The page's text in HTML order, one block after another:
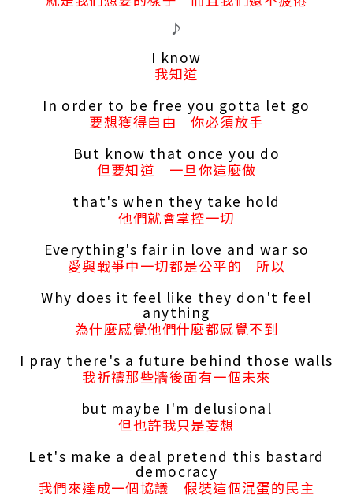
♪
I know
我知道
In order to be free you gotta let go
要想獲得自由 你必須放手
But know that once you do
但要知道 一旦你這麼做
that's when they take hold
他們就會掌控一切
Everything's fair in love and war so
愛與戰爭中一切都是公平的 所以
Why does it feel like they don't feel
anything
為什麼感覺他們什麼都感覺不到
I pray there's a future behind those walls
我祈禱那些牆後面有一個未來
but maybe I'm delusional
但也許我只是妄想
Let's make a deal pretend this bastard
democracy
我們來達成一個協議 假裝這個混蛋的民主